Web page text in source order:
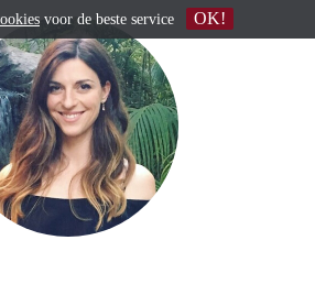
voor de beste service OK!